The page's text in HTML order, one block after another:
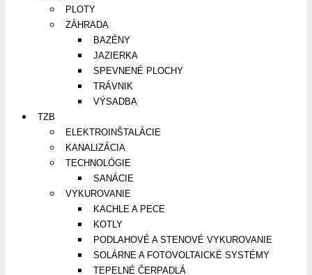
PLOTY
ZÁHRADA
BAZÉNY
JAZIERKA
SPEVNENÉ PLOCHY
TRÁVNIK
VÝSADBA
TZB
ELEKTROINŠTALÁCIE
KANALIZÁCIA
TECHNOLÓGIE
SANÁCIE
VYKUROVANIE
KACHLE A PECE
KOTLY
PODLAHOVÉ A STENOVÉ VYKUROVANIE
SOLÁRNE A FOTOVOLTAICKÉ SYSTÉMY
TEPELNÉ ČERPADLÁ